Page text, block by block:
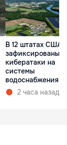
В 12 штатах США
зафиксированы
кибератаки на
системы
водоснабжения
2 часа назад